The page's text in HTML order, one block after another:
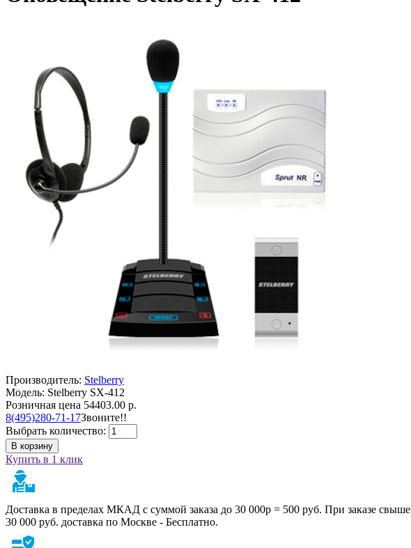
Производитель: Stelberry
Модель: Stelberry SX-412
Розничная цена 54403.00 р.
8(495)280-71-17Звоните!!
Выбрать количество:
В корзину
Купить в 1 клик
Доставка в пределах МКАД с суммой заказа до 30 000р = 500 руб. При заказе свыше
30 000 руб. доставка по Москве - Бесплатно.